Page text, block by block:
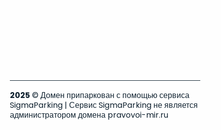
2025 © Домен припаркован с помощью сервиса
SigmaParking | Сервис SigmaParking не является
администратором домена pravovoi-mir.ru